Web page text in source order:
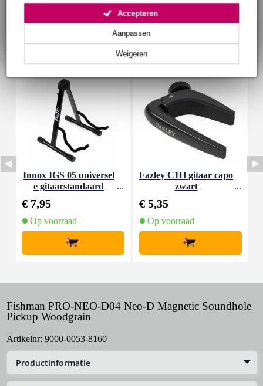
Weigeren
Aanpassen
Accepteren
Accessoires (3)
Innox IGS 05 universel
e gitaarstandaard
€ 7,95
Op voorraad
+
Fazley C1H gitaar capo
zwart
€ 5,35
Op voorraad
+
Fishman PRO-NEO-D04 Neo-D Magnetic Soundhole
Pickup Woodgrain
Artikelnr: 9000-0053-8160
Productinformatie